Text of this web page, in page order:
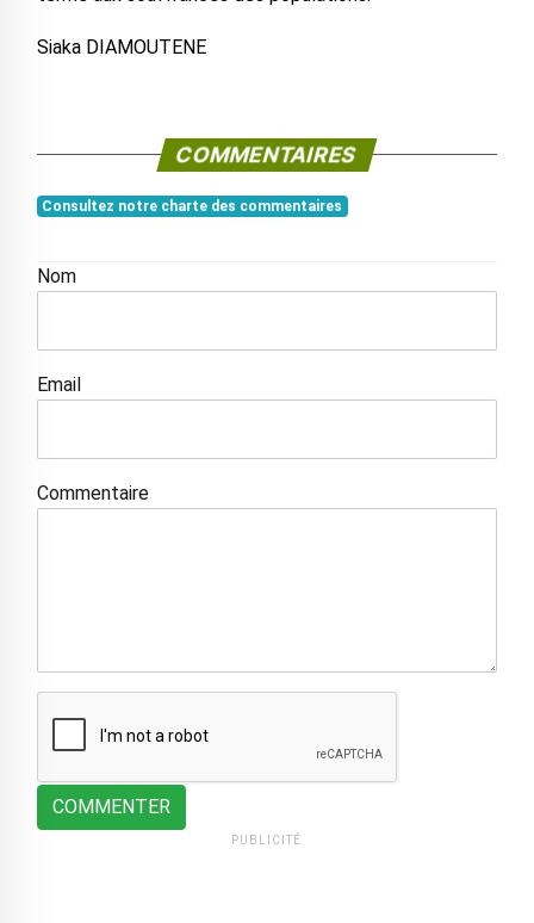
Siaka DIAMOUTENE
COMMENTAIRES
Consultez notre charte des commentaires
Nom
Email
Commentaire
COMMENTER
PUBLICITÉ